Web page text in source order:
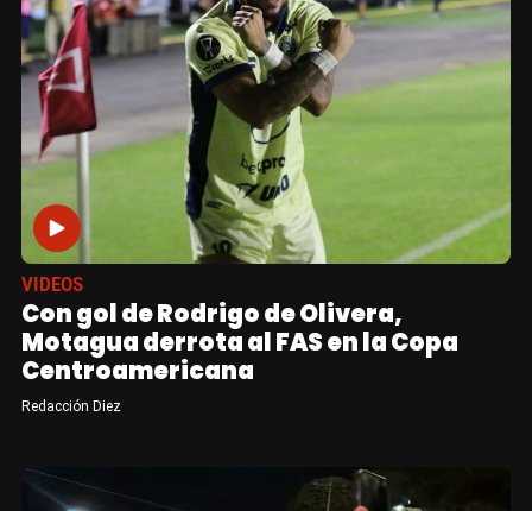
VIDEOS
Con gol de Rodrigo de Olivera,
Motagua derrota al FAS en la Copa
Centroamericana
Redacción Diez